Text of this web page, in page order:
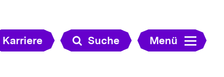
Karriere Suche Menü